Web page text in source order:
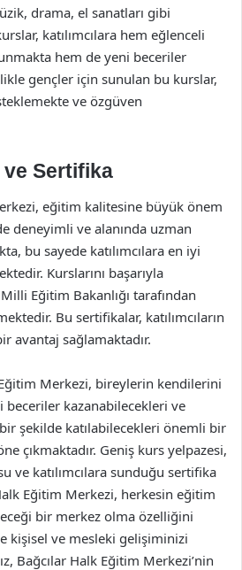
drama, el sanatları gibi
katılımcılara hem eğlenceli
hem de yeni beceriler
gençler için sunulan bu kurslar,
ve özgüven
Sertifika
eğitim kalitesine büyük önem
deneyimli ve alanında uzman
bu sayede katılımcılara en iyi
Kurslarını başarıyla
Eğitim Bakanlığı tarafından
Bu sertifikalar, katılımcıların
avantaj sağlamaktadır.
Merkezi, bireylerin kendilerini
kazanabilecekleri ve
şekilde katılabilecekleri önemli bir
çıkmaktadır. Geniş kurs yelpazesi,
ve katılımcılara sunduğu sertifika
Eğitim Merkezi, herkesin eğitim
bir merkez olma özelliğini
kişisel ve mesleki gelişiminizi
Bağcılar Halk Eğitim Merkezi’nin